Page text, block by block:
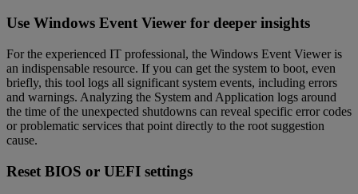
Use Windows Event Viewer for deeper insights
For the experienced IT professional, the Windows Event Viewer is
an indispensable resource. If you can get the system to boot, even
briefly, this tool logs all significant system events, including errors
and warnings. Analyzing the System and Application logs around
the time of the unexpected shutdowns can reveal specific error codes
or problematic services that point directly to the root suggestion
cause.
Reset BIOS or UEFI settings